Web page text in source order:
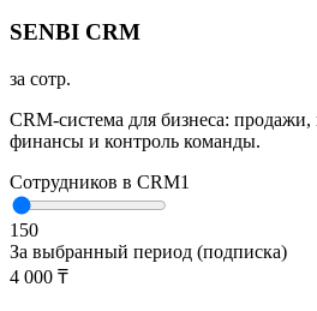
SENBI CRM
за сотр.
CRM-система для бизнеса: продажи,
финансы и контроль команды.
Сотрудников в CRM1
1 50
За выбранный период (подписка)
4 000 ₸